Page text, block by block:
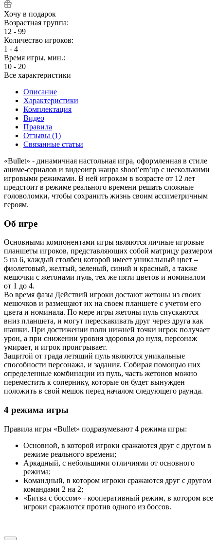
Хочу в подарок
Возрастная группа:
12 - 99
Количество игроков:
1 - 4
Время игры, мин.:
10 - 20
Все характеристики
Описание
Характеристики
Комплектация
Видео
Правила
Отзывы (1)
Связанные статьи
«Bullet» - динамичная настольная игра, оформленная в стиле
аниме-сериалов и видеоигр жанра shoot’em’up с несколькими
игровыми режимами. В ней игрокам в возрасте от 12 лет
предстоит в режиме реального времени решать сложные
головоломки, чтобы сохранить жизнь своим ассиметричным
героям.
Об игре
Основными компонентами игры являются личные игровые
планшеты игроков, представляющих собой матрицу размером
5 на 6, каждый столбец которой имеет уникальный цвет –
фиолетовый, желтый, зеленый, синий и красный, а также
мешочки с жетонами пуль, тех же пяти цветов и номиналом
от 1 до 4.
Во время фазы Действий игроки достают жетоны из своих
мешочков и размещают их на своем планшете с учетом его
цвета и номинала. По мере игры жетоны пуль спускаются
вниз планшета, и могут перескакивать друг через друга как
шашки. При достижении поли нижней точки игрок получает
урон, а при снижении уровня здоровья до нуля, персонаж
умирает, и игрок проигрывает.
Защитой от града летящий пуль являются уникальные
способности персонажа, и задания. Собирая помощью них
определенные комбинации из пуль, часть жетонов можно
переместить к сопернику, которые он будет вынужден
положить в свой мешок перед началом следующего раунда.
4 режима игры
Правила игры «Bullet» подразумевают 4 режима игры:
Основной, в которой игроки сражаются друг с другом в
режиме реального времени;
Аркадный, с небольшими отличиями от основного
режима;
Командный, в котором игроки сражаются друг с другом
командами 2 на 2;
«Битва с боссом» - кооперативный режим, в котором все
игроки сражаются против одного из боссов.